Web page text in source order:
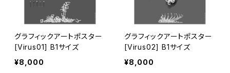
グラフィックアートポスター
[Virus01] B1サイズ
¥8,000
グラフィックアートポスター
[Virus02] B1サイズ
¥8,000